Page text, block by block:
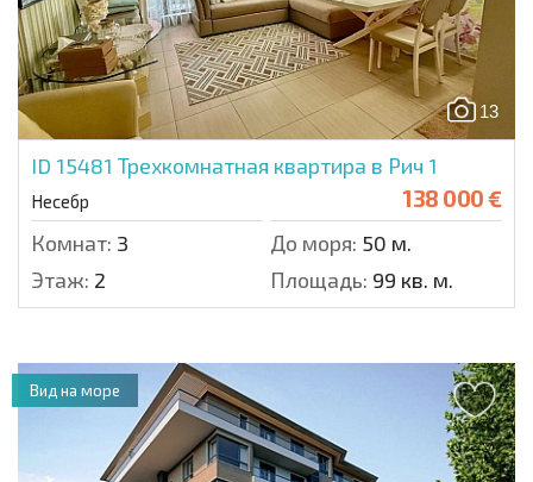
13
ID 15481 Трехкомнатная квартира в Рич 1
Несебр 138 000 €
Комнат: 3 До моря: 50 м.
Этаж: 2 Площадь: 99 кв. м.
Вид на море